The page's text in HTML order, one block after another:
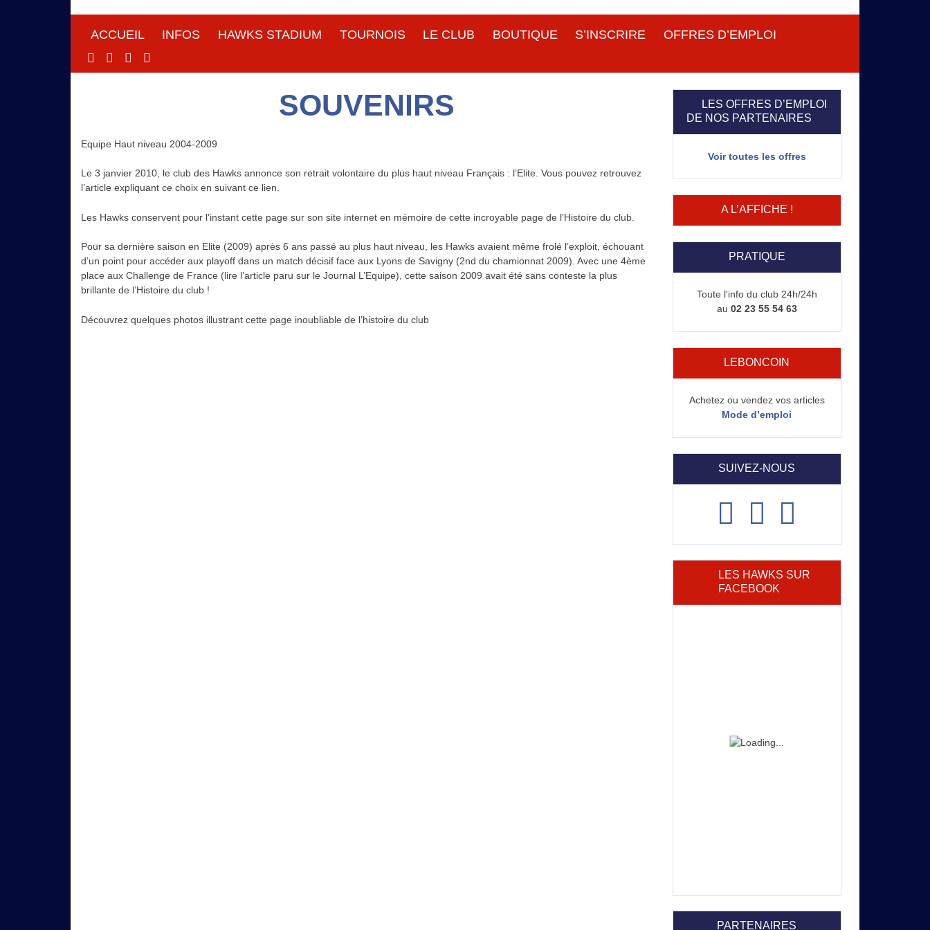
Hawks Baseball Softball
Site Officiel
ACCUEIL INFOS HAWKS STADIUM TOURNOIS LE CLUB BOUTIQUE S’INSCRIRE OFFRES D’EMPLOI
SOUVENIRS
Equipe Haut niveau 2004-2009
Le 3 janvier 2010, le club des Hawks annonce son retrait volontaire du plus haut niveau Français : l’Elite. Vous pouvez retrouvez
l’article expliquant ce choix en suivant ce lien.
Les Hawks conservent pour l’instant cette page sur son site internet en mémoire de cette incroyable page de l’Histoire du club.
Pour sa dernière saison en Elite (2009) après 6 ans passé au plus haut niveau, les Hawks avaient même frolé l’exploit, échouant
d’un point pour accéder aux playoff dans un match décisif face aux Lyons de Savigny (2nd du chamionnat 2009). Avec une 4ème
place aux Challenge de France (lire l’article paru sur le Journal L’Equipe), cette saison 2009 avait été sans conteste la plus
brillante de l’Histoire du club !
Découvrez quelques photos illustrant cette page inoubliable de l’histoire du club
LES OFFRES D’EMPLOI
DE NOS PARTENAIRES
Voir toutes les offres
A L’AFFICHE !
PRATIQUE
Toute l'info du club 24h/24h
au 02 23 55 54 63
LEBONCOIN
Achetez ou vendez vos articles
Mode d’emploi
SUIVEZ-NOUS
LES HAWKS SUR
FACEBOOK
PARTENAIRES